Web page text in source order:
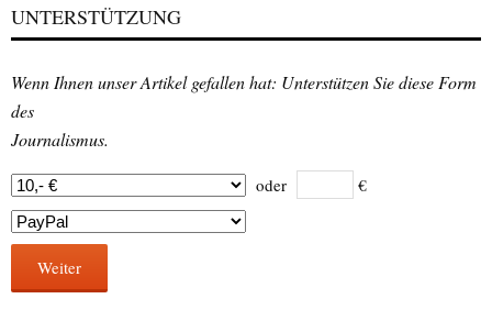
UNTERSTÜTZUNG
Wenn Ihnen unser Artikel gefallen hat: Unterstützen Sie diese Form
des
Journalismus.
oder €
Weiter